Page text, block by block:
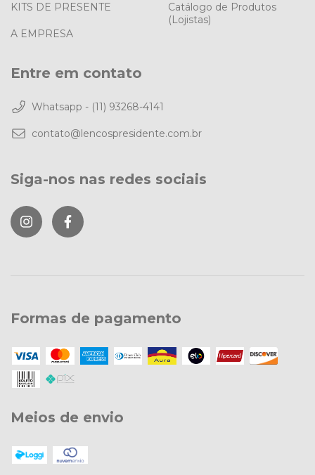
KITS DE PRESENTE
A EMPRESA
Catálogo de Produtos
(Lojistas)
Entre em contato
Whatsapp - (11) 93268-4141
contato@lencospresidente.com.br
Siga-nos nas redes sociais
Formas de pagamento
Meios de envio